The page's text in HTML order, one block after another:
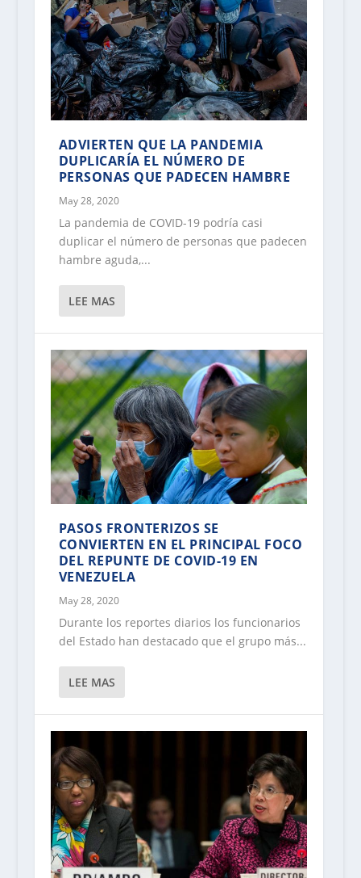
GOBIERNO Y OPOSICIÓN FIRMAN
ATENDER EL COVID-19
ADVIERTEN QUE LA PANDEMIA
DUPLICARÍA EL NÚMERO DE
PERSONAS QUE PADECEN HAMBRE
May 28, 2020
La pandemia de COVID-19 podría casi
duplicar el número de personas que padecen
hambre aguda,...
LEE MAS
PASOS FRONTERIZOS SE
CONVIERTEN EN EL PRINCIPAL FOCO
DEL REPUNTE DE COVID-19 EN
VENEZUELA
May 28, 2020
Durante los reportes diarios los funcionarios
del Estado han destacado que el grupo más...
LEE MAS